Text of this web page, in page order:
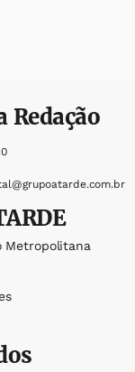
Redação
Metropolitana